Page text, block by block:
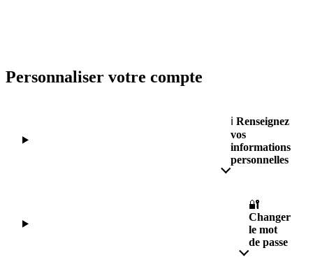
Personnaliser votre compte
ℹ️ Renseignez
vos
informations
personnelles
🔐
Changer
le mot
de passe